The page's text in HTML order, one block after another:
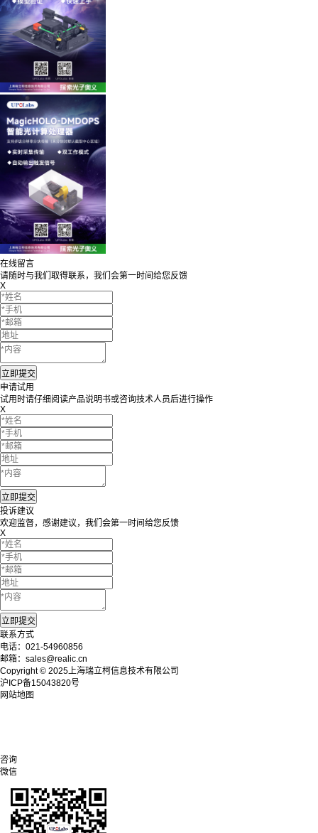
在线留言
请随时与我们取得联系，我们会第一时间给您反馈
X
申请试用
试用时请仔细阅读产品说明书或咨询技术人员后进行操作
X
投诉建议
欢迎监督，感谢建议，我们会第一时间给您反馈
X
联系方式
电话：021-54960856
邮箱：sales@realic.cn
Copyright © 2025上海瑞立柯信息技术有限公司
沪ICP备15043820号
网站地图
咨询
微信